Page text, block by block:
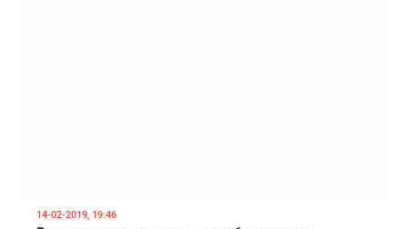
14-02-2019, 19:46